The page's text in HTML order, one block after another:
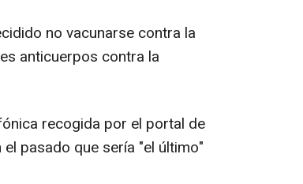
no vacunarse contra la
anticuerpos contra la
recogida por el portal de
pasado que sería "el último"